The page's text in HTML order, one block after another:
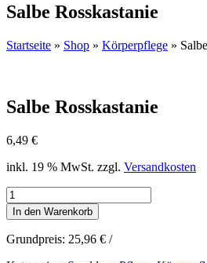
Salbe Rosskastanie
Startseite » Shop » Körperpflege »
Salbe Rosskastanie
6,49 €
inkl. 19 % MwSt. zzgl. Versandkosten
Salbe
Rosskastanie
Menge
In den Warenkorb
Grundpreis: 25,96 € /